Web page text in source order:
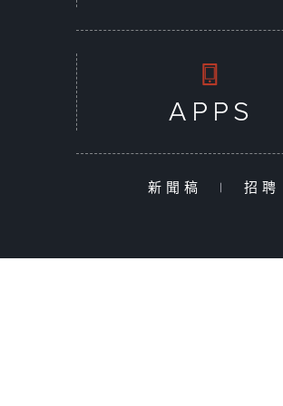
新聞稿 | 招聘